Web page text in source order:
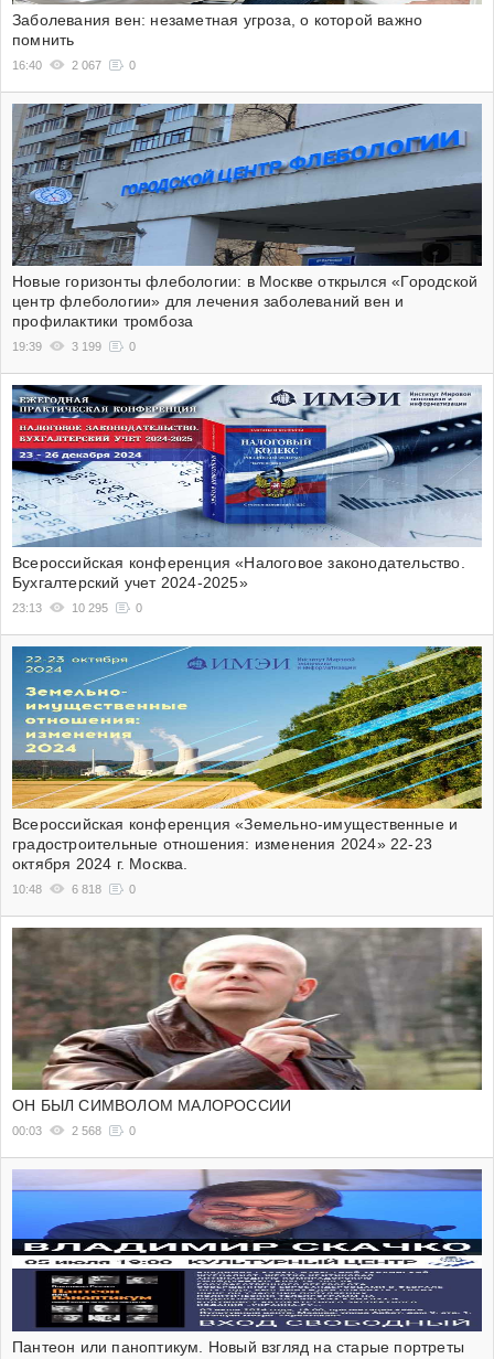
Заболевания вен: незаметная угроза, о которой важно
помнить
16:40 2 067 0
Новые горизонты флебологии: в Москве открылся «Городской
центр флебологии» для лечения заболеваний вен и
профилактики тромбоза
19:39 3 199 0
Всероссийская конференция «Налоговое законодательство.
Бухгалтерский учет 2024-2025»
23:13 10 295 0
Всероссийская конференция «Земельно-имущественные и
градостроительные отношения: изменения 2024» 22-23
октября 2024 г. Москва.
10:48 6 818 0
ОН БЫЛ СИМВОЛОМ МАЛОРОССИИ
00:03 2 568 0
Пантеон или паноптикум. Новый взгляд на старые портреты